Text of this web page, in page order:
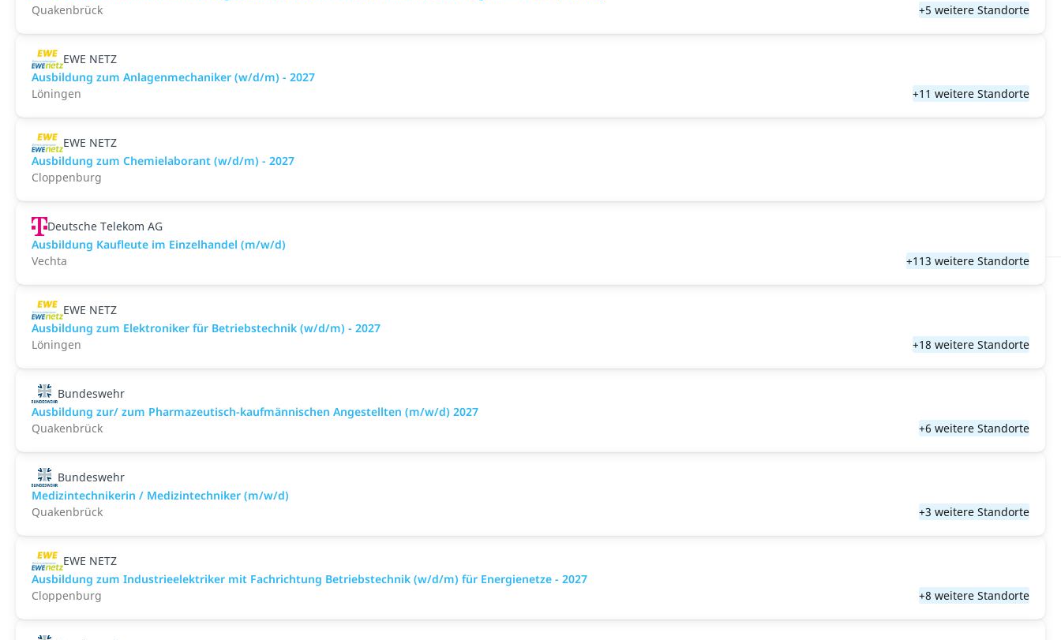
Quakenbrück
+5 weitere Standorte
EWE NETZ
Ausbildung zum Anlagenmechaniker (w/d/m) - 2027
Löningen
+11 weitere Standorte
EWE NETZ
Ausbildung zum Chemielaborant (w/d/m) - 2027
Cloppenburg
Deutsche Telekom AG
Ausbildung Kaufleute im Einzelhandel (m/w/d)
Vechta
+113 weitere Standorte
EWE NETZ
Ausbildung zum Elektroniker für Betriebstechnik (w/d/m) - 2027
Löningen
+18 weitere Standorte
Bundeswehr
Ausbildung zur/ zum Pharmazeutisch-kaufmännischen Angestellten (m/w/d) 2027
Quakenbrück
+6 weitere Standorte
Bundeswehr
Medizintechnikerin / Medizintechniker (m/w/d)
Quakenbrück
+3 weitere Standorte
EWE NETZ
Ausbildung zum Industrieelektriker mit Fachrichtung Betriebstechnik (w/d/m) für Energienetze - 2027
Cloppenburg
+8 weitere Standorte